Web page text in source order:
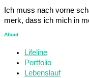
Ich muss nach vorne
merk, dass ich mich in
About
Lifeline
Portfolio
Lebenslauf